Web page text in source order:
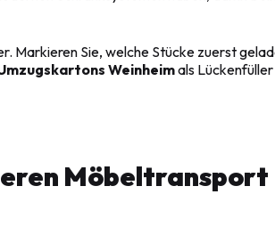
Markieren Sie, welche Stücke zuerst
Weinheimals Lückenfüller
Möbeltransport